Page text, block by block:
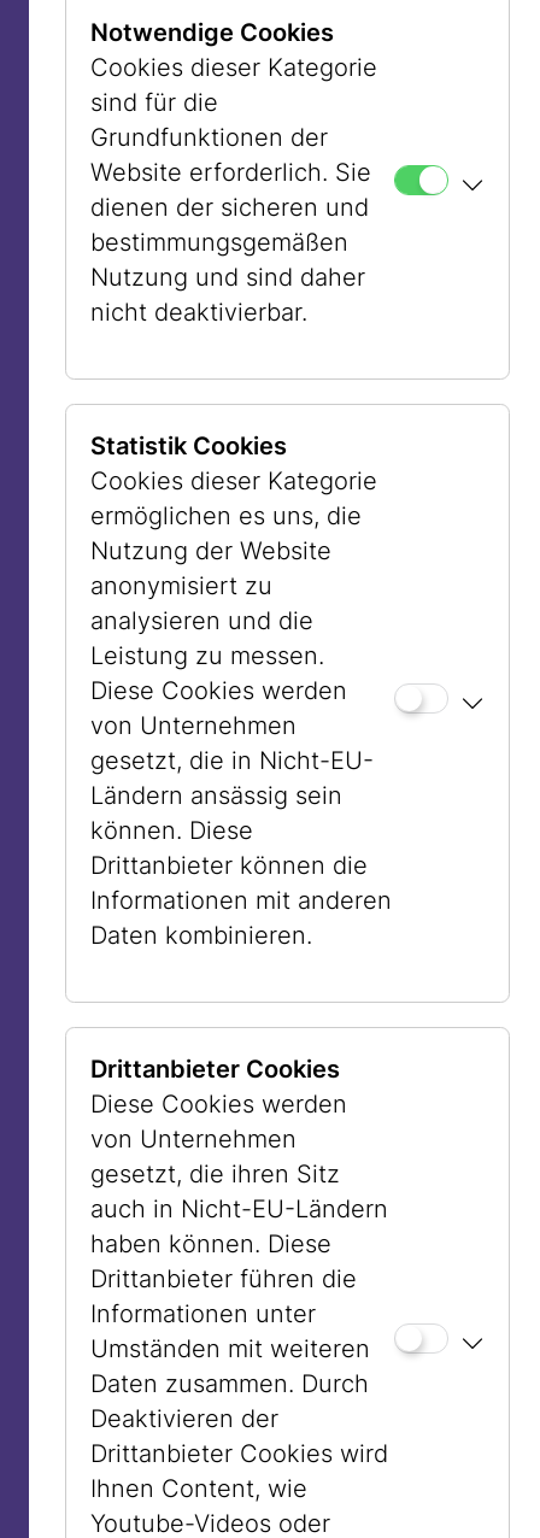
ausgelöscht wird.
© Ouriel Morgensztern
Und diese jüdische Erfahrung, die
historische Ausgrenzung, die letztlich in
der nationalsozialistischen
Massenvernichtung ihren entsetzlichen
rassistischem Denken, das im Falle von
miteinschloss. Und dies war keine
Erfindung der Nazis, denn schon früh
galt das Judentum als Störung der
rassischen Grammatik. Zu weiß für die
Kolonisierten, zu orientalisch für die
Europäer:innen. Zu integriert, um Opfer
zu sein; zu anders, um dazuzugehören.
Die Konstruktion des „jüdischen Körpers"
war immer auch eine Projektion: mal
schwarz, mal, weiß, mal orientalisch, mal
rot, mal blass, mal fremd, mal gefährlich.
Die Farbe wechselte, die Funktion blieb:
Ausgrenzung.
Notwendige Cookies
Cookies dieser Kategorie
sind für die
Grundfunktionen der
Website erforderlich. Sie
dienen der sicheren und
bestimmungsgemäßen
Nutzung und sind daher
nicht deaktivierbar.
Statistik Cookies
Cookies dieser Kategorie
ermöglichen es uns, die
Nutzung der Website
anonymisiert zu
analysieren und die
Leistung zu messen.
Diese Cookies werden
von Unternehmen
gesetzt, die in Nicht-EU-
Ländern ansässig sein
können. Diese
Drittanbieter können die
Informationen mit anderen
Daten kombinieren.
Drittanbieter Cookies
Diese Cookies werden
von Unternehmen
gesetzt, die ihren Sitz
auch in Nicht-EU-Ländern
haben können. Diese
Drittanbieter führen die
Informationen unter
Umständen mit weiteren
Daten zusammen. Durch
Deaktivieren der
Drittanbieter Cookies wird
Ihnen Content, wie
Youtube-Videos oder